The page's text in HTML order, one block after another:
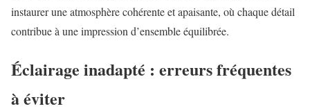
instaurer une atmosphère cohérente et apaisante, où chaque détail
contribue à une impression d’ensemble équilibrée.
Éclairage inadapté : erreurs fréquentes
à éviter